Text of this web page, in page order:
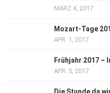
MÄRZ 4, 2017
Mozart-Tage
APR. 1, 2017
Frühjahr 2017 –
APR. 5, 2017